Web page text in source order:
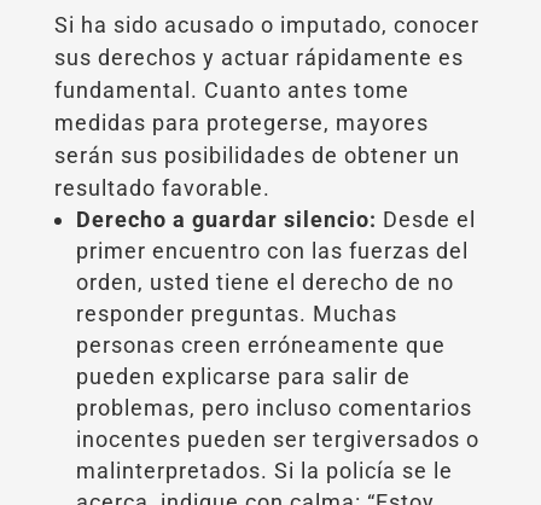
Si ha sido acusado o imputado, conocer
sus derechos y actuar rápidamente es
fundamental. Cuanto antes tome
medidas para protegerse, mayores
serán sus posibilidades de obtener un
resultado favorable.
Derecho a guardar silencio: Desde el
primer encuentro con las fuerzas del
orden, usted tiene el derecho de no
responder preguntas. Muchas
personas creen erróneamente que
pueden explicarse para salir de
problemas, pero incluso comentarios
inocentes pueden ser tergiversados o
malinterpretados. Si la policía se le